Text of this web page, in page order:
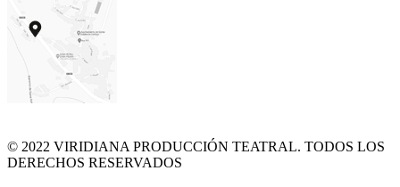
© 2022 VIRIDIANA PRODUCCIÓN TEATRAL. TODOS LOS
DERECHOS RESERVADOS